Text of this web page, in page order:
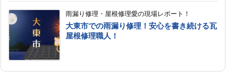
雨漏り修理・屋根修理愛の現場レポート！
大東市での雨漏り修理！安心を書き続ける瓦
屋根修理職人！